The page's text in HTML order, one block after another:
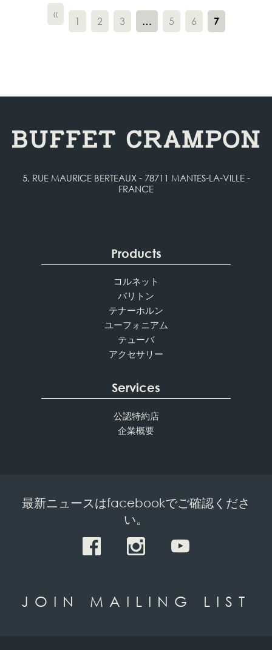
«
1 2 3 … 5 6 7
5, RUE MAURICE BERTEAUX - 78711 MANTES-LA-VILLE -
FRANCE
Products
コルネット
バリトン
テナーホルン
ユーフォニアム
テューバ
アクセサリー
Services
公認特約店
企業概要
最新ニュースはfacebookでご確認くださ
い。
JOIN MAILING LIST